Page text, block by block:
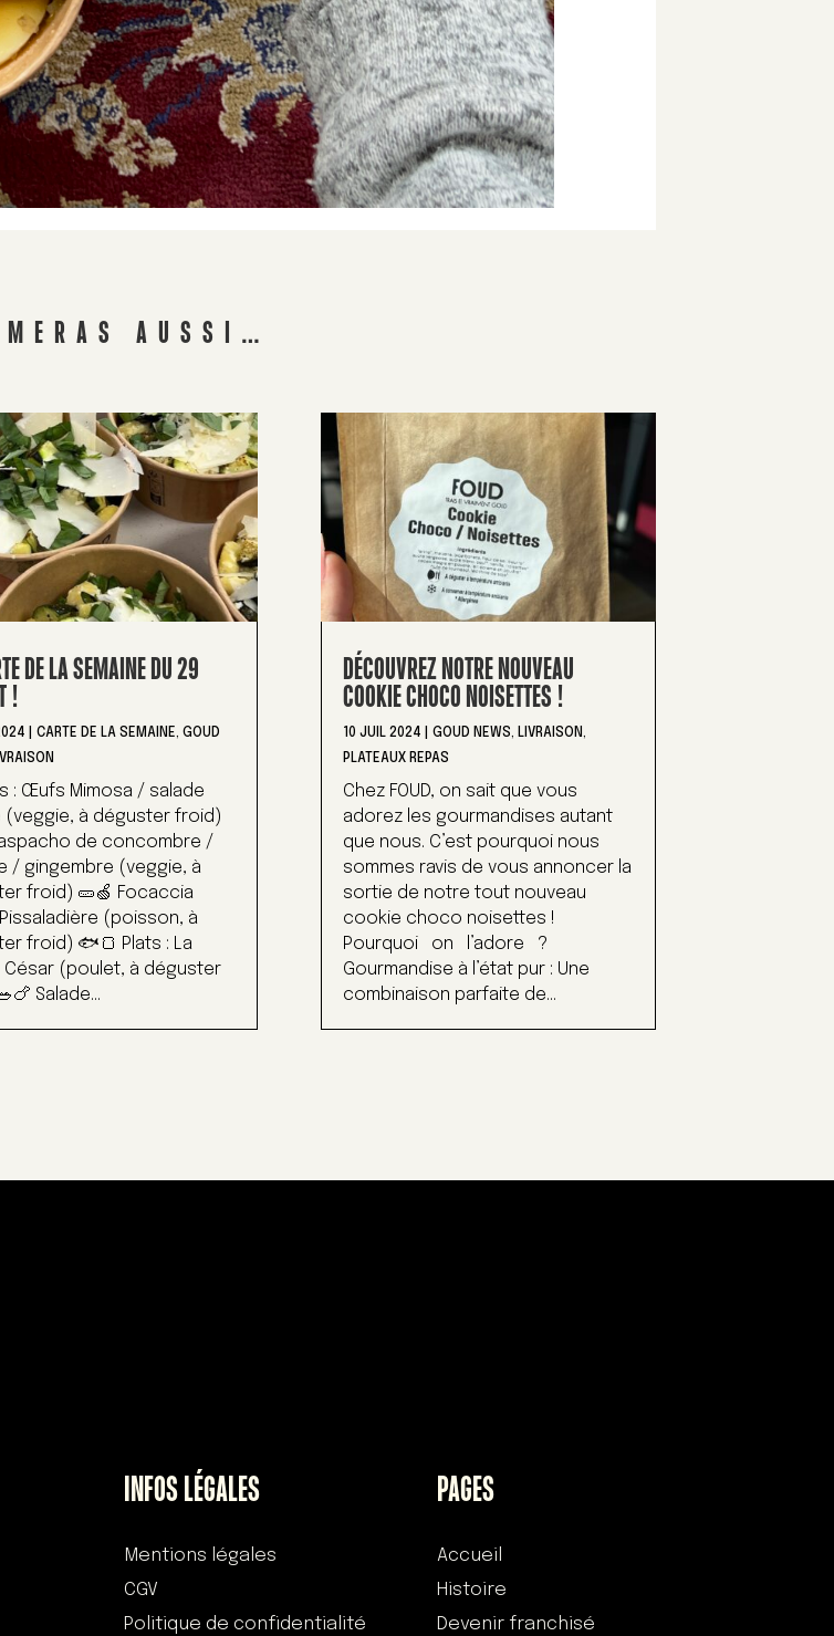
AUSSI…
DE LA SEMAINE DU 29
!
|CARTE DE LA SEMAINE,GOUD
: Œufs Mimosa / salade
(veggie, à déguster froid)
de concombre /
/ gingembre (veggie, à
froid) 🥒🍏 Focaccia
(poisson, à
froid) 🐟🍞 Plats : La
César (poulet, à déguster
Salade...
DÉCOUVREZ NOTRE NOUVEAU
COOKIE CHOCO NOISETTES !
10 JUIL 2024 GOUD NEWS, LIVRAISON,
PLATEAUX REPAS
Chez FOUD, on sait que vous
adorez les gourmandises autant
que nous. C’est pourquoi nous
sommes ravis de vous annoncer la
sortie de notre tout nouveau
cookie choco noisettes !
Pourquoi on l’adore ?
Gourmandise à l’état pur : Une
combinaison parfaite de...
INFOS LÉGALES
Mentions légales
CGV
Politique de confidentialité
PAGES
Accueil
Histoire
Devenir franchisé